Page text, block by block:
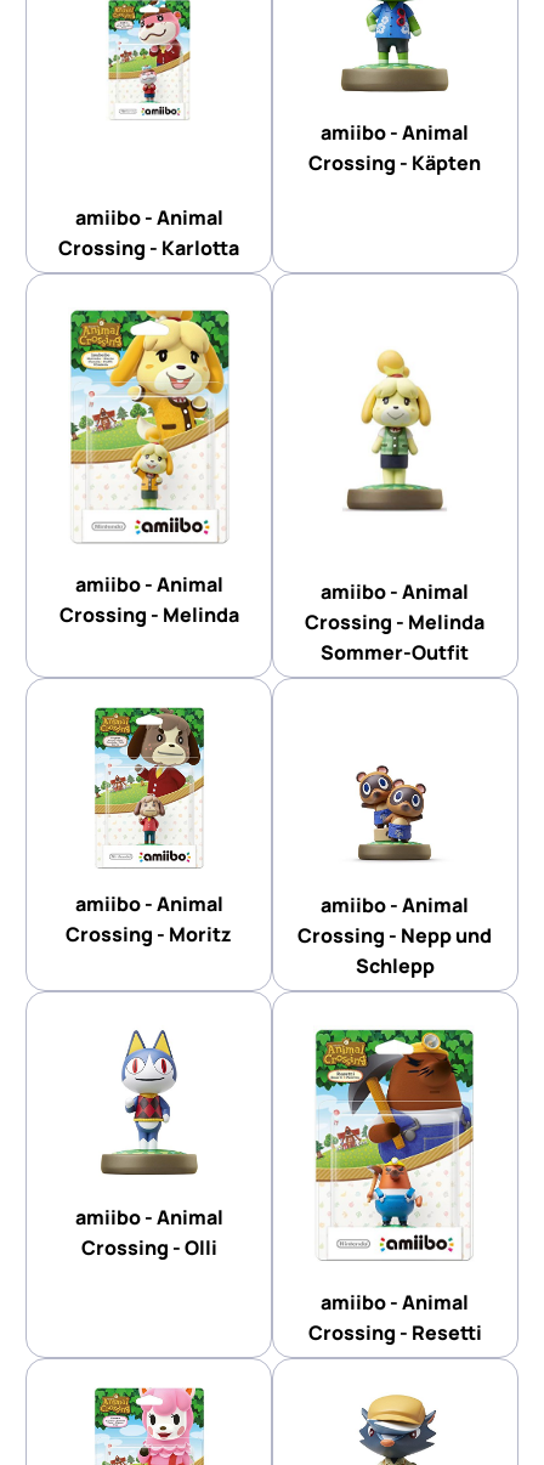
amiibo - Animal
Crossing - Karlotta
amiibo - Animal
Crossing - Käpten
amiibo - Animal
Crossing - Melinda
amiibo - Animal
Crossing - Melinda
Sommer-Outfit
amiibo - Animal
Crossing - Moritz
amiibo - Animal
Crossing - Nepp und
Schlepp
amiibo - Animal
Crossing - Olli
amiibo - Animal
Crossing - Resetti